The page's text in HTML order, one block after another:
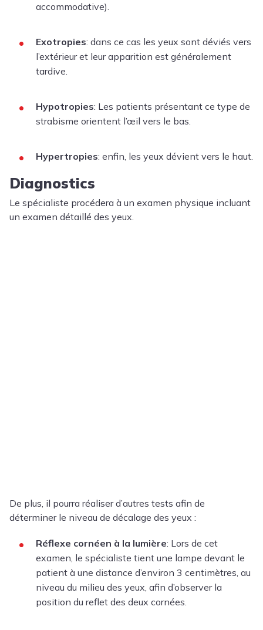
accommodative).
Exotropies: dans ce cas les yeux sont déviés vers
l’extérieur et leur apparition est généralement
tardive.
Hypotropies: Les patients présentant ce type de
strabisme orientent l’œil vers le bas.
Hypertropies: enfin, les yeux dévient vers le haut.
Diagnostics
Le spécialiste procédera à un examen physique incluant
un examen détaillé des yeux.
De plus, il pourra réaliser d’autres tests afin de
déterminer le niveau de décalage des yeux :
Réflexe cornéen à la lumière: Lors de cet
examen, le spécialiste tient une lampe devant le
patient à une distance d’environ 3 centimètres, au
niveau du milieu des yeux, afin d’observer la
position du reflet des deux cornées.